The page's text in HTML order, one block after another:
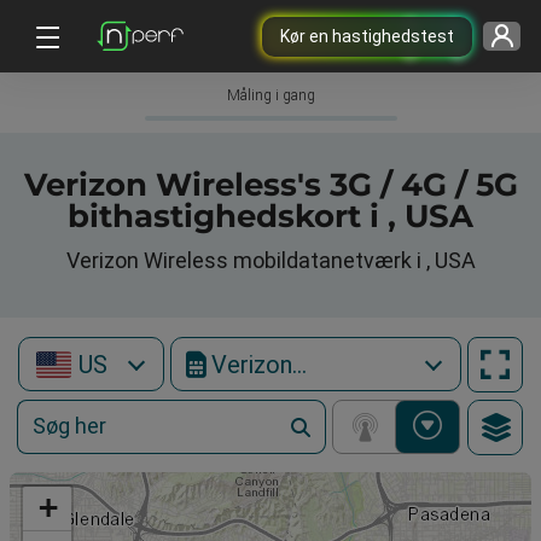
Kør en hastighedstest
Måling i gang
Verizon Wireless's 3G / 4G / 5G
bithastighedskort i , USA
Verizon Wireless mobildatanetværk i , USA
US Verizon Wireless
+